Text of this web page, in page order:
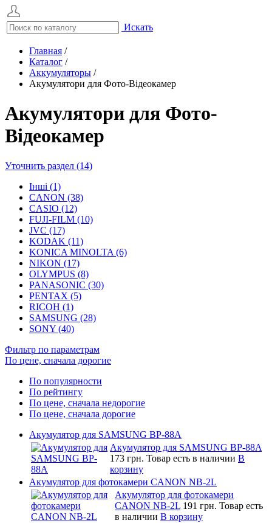
Искать
Главная /
Каталог /
Аккумуляторы /
Акумулятори для Фото-Відеокамер
Акумулятори для Фото-
Відеокамер
Уточнить раздел (14)
Інші (1)
CANON (38)
CASIO (12)
FUJI-FILM (10)
JVC (17)
KODAK (11)
KONICA MINOLTA (6)
NIKON (17)
OLYMPUS (8)
PANASONIC (30)
PENTAX (5)
RICOH (1)
SAMSUNG (28)
SONY (40)
Фильтр по параметрам
По цене, сначала дорогие
По популярности
По рейтингу
По цене, сначала недорогие
По цене, сначала дорогие
Акумулятор для SAMSUNG BP-88A
Акумулятор для SAMSUNG BP-88A
173 грн. Товар есть в наличии В
корзину
Акумулятор для фотокамери CANON NB-2L
Акумулятор для фотокамери
CANON NB-2L 191 грн. Товар есть
в наличии В корзину